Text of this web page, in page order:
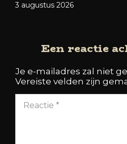
3 augustus 2026
Een reactie
Je e-mailadres zal niet
Vereiste velden zijn